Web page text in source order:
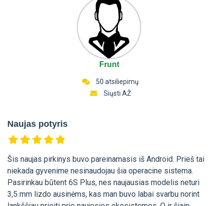
Frunt
50 atsiliepimų
Siųsti AŽ
Naujas potyris
Šis naujas pirkinys buvo pareinamasis iš Android. Prieš tai
niekada gyvenime nesinaudojau šia operacine sistema.
Pasirinkau būtent 6S Plus, nes naujausias modelis neturi
3,5 mm lizdo ausinėms, kas man buvo labai svarbu norint